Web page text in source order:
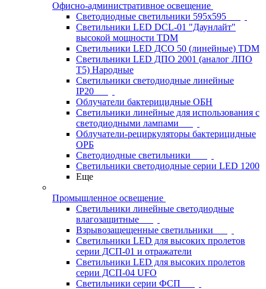
Офисно-административное освещение
Светодиодные светильники 595x595
Светильники LED DCL-01 "Даунлайт"
высокой мощности TDM
Светильники LED ДСО 50 (линейные) TDM
Светильники LED ДПО 2001 (аналог ЛПО
Т5) Народные
Светильники светодиодные линейные
IP20
Облучатели бактерицидные ОБН
Светильники линейные для использования с
светодиодными лампами
Облучатели-рециркуляторы бактерицидные
ОРБ
Светодиодные светильники
Светильники светодиодные серии LED 1200
Еще
Промышленное освещение
Светильники линейные светодиодные
влагозащитные
Взрывозащещенные светильники
Светильники LED для высоких пролетов
серии ДСП-01 и отражатели
Светильники LED для высоких пролетов
серии ДСП-04 UFO
Светильники серии ФСП